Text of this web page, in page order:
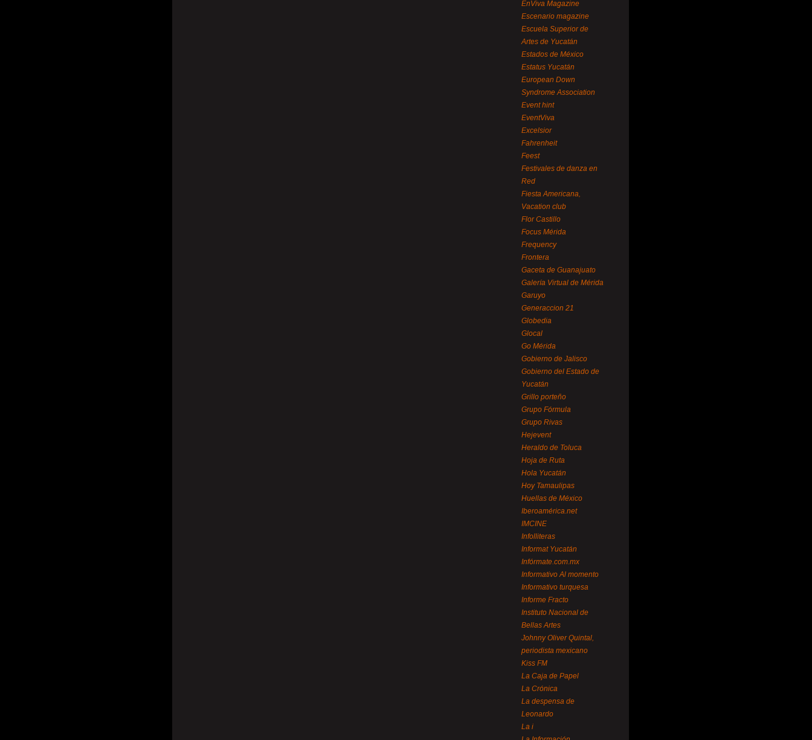
EnViva Magazine
Escenario magazine
Escuela Superior de
Artes de Yucatán
Estados de México
Estatus Yucatán
European Down
Syndrome Association
Event hint
EventViva
Excelsior
Fahrenheit
Feest
Festivales de danza en
Red
Fiesta Americana,
Vacation club
Flor Castillo
Focus Mérida
Frequency
Frontera
Gaceta de Guanajuato
Galería Virtual de Mérida
Garuyo
Generaccion 21
Globedia
Glocal
Go Mérida
Gobierno de Jalisco
Gobierno del Estado de
Yucatán
Grillo porteño
Grupo Fórmula
Grupo Rivas
Hejevent
Heraldo de Toluca
Hoja de Ruta
Hola Yucatán
Hoy Tamaulipas
Huellas de México
Iberoamérica.net
IMCINE
Infolliteras
Informat Yucatán
Infórmate.com.mx
Informativo Al momento
Informativo turquesa
Informe Fracto
Instituto Nacional de
Bellas Artes
Johnny Oliver Quintal,
periodista mexicano
Kiss FM
La Caja de Papel
La Crónica
La despensa de
Leonardo
La i